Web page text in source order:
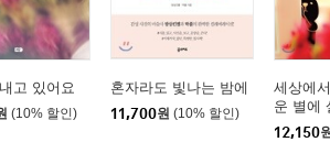
고 있어요
(10% 할인)
혼자라도 빛나는 밤에
11,700원 (10% 할인)
세상에
운 별에
12,150